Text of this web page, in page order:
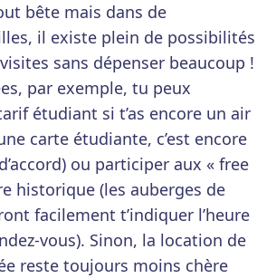
bête mais dans de
il existe plein de possibilités
sans dépenser beaucoup !
par exemple, tu peux
étudiant si t’as encore un air
carte étudiante, c’est encore
ou participer aux « free
historique (les auberges de
facilement t’indiquer l’heure
vous). Sinon, la location de
reste toujours moins chère